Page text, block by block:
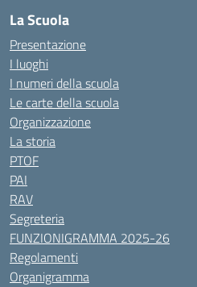
La Scuola
Presentazione
I luoghi
I numeri della scuola
Le carte della scuola
Organizzazione
La storia
PTOF
PAI
RAV
Segreteria
FUNZIONIGRAMMA 2025-26
Regolamenti
Organigramma